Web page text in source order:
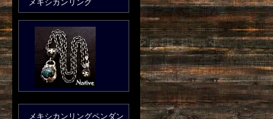
メキシカンリング
メキシカンリングペンダン